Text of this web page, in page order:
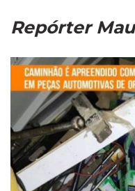
Repórter